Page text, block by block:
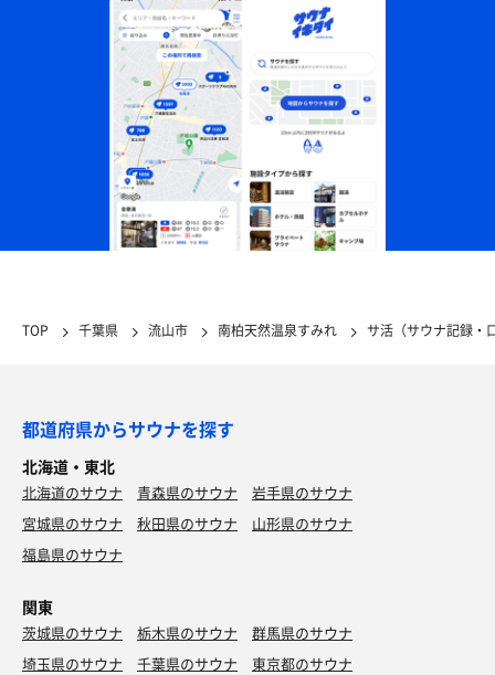
TOP 千葉県 流山市 南柏天然温泉すみれ サ活（サウナ記録・
都道府県からサウナを探す
北海道・東北
北海道のサウナ 青森県のサウナ
岩手県のサウナ
宮城県のサウナ
秋田県のサウナ
山形県のサウナ
福島県のサウナ
関東
茨城県のサウナ 栃木県のサウナ
群馬県のサウナ
埼玉県のサウナ
千葉県のサウナ
東京都のサウナ